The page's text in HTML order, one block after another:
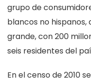
grupo de
blancos no hispanos,
grande, con 200
seis residentes del
En el censo de 2010